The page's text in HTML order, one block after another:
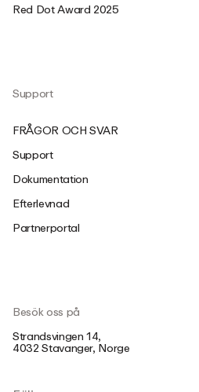
Red Dot Award 2025
Support
FRÅGOR OCH SVAR
Support
Dokumentation
Efterlevnad
Partnerportal
Besök oss på
Strandsvingen 14,
4032 Stavanger, Norge